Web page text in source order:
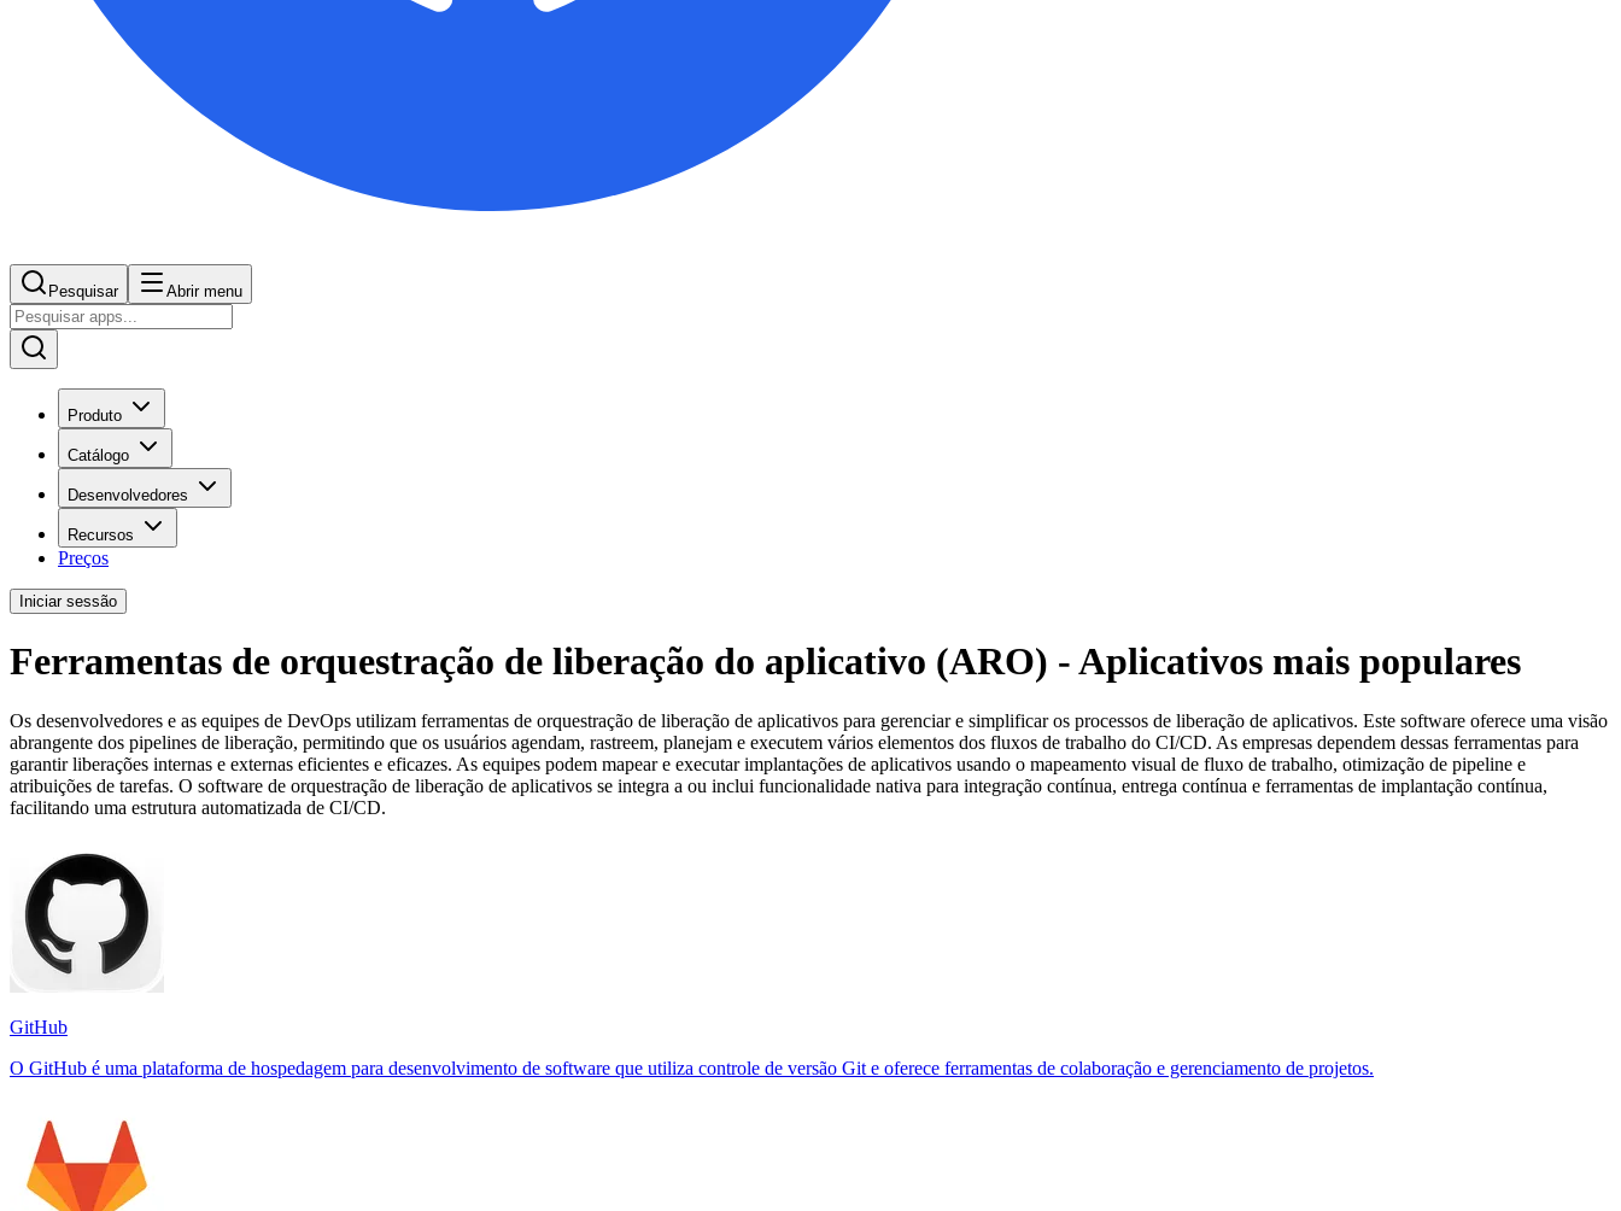
Pesquisar Abrir menu
Produto
Catálogo
Desenvolvedores
Recursos
Preços
Iniciar sessão
Ferramentas de orquestração de liberação do aplicativo (ARO) - Aplicativos mais populares
Os desenvolvedores e as equipes de DevOps utilizam ferramentas de orquestração de liberação de aplicativos para gerenciar e simplificar os processos de liberação de aplicativos. Este software oferece uma visão
abrangente dos pipelines de liberação, permitindo que os usuários agendam, rastreem, planejam e executem vários elementos dos fluxos de trabalho do CI/CD. As empresas dependem dessas ferramentas para
garantir liberações internas e externas eficientes e eficazes. As equipes podem mapear e executar implantações de aplicativos usando o mapeamento visual de fluxo de trabalho, otimização de pipeline e
atribuições de tarefas. O software de orquestração de liberação de aplicativos se integra a ou inclui funcionalidade nativa para integração contínua, entrega contínua e ferramentas de implantação contínua,
facilitando uma estrutura automatizada de CI/CD.
GitHub
O GitHub é uma plataforma de hospedagem para desenvolvimento de software que utiliza controle de versão Git e oferece ferramentas de colaboração e gerenciamento de projetos.